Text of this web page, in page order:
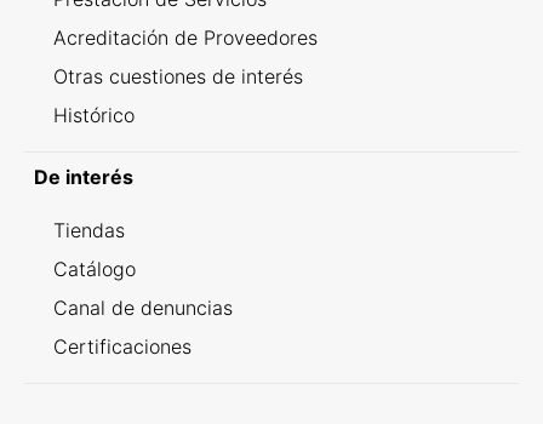
Acreditación de Proveedores
Otras cuestiones de interés
Histórico
De interés
Tiendas
Catálogo
Canal de denuncias
Certificaciones